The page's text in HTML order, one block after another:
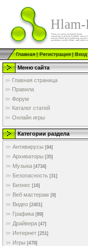
Главная|Регистрация|Вход
Меню сайта
Главная страница
Правила
Форум
Каталог статей
Онлайн игры
Категории раздела
Антивирусы [94]
Архиваторы [35]
Музыка [4734]
Безопасность [31]
Бизнес [16]
Веб мастерам [9]
Видео [2401]
Графика [89]
Драйвера [47]
Интернет [251]
Игры [479]